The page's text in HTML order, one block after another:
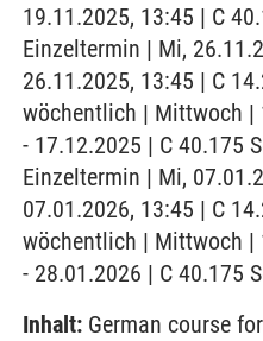
19.11.2025, 13:45 | C
Einzeltermin | Mi,
26.11.2025, 13:45 | C
wöchentlich | Mittwoch |
- 17.12.2025 | C 40.175
Einzeltermin | Mi,
07.01.2026, 13:45 | C
wöchentlich | Mittwoch |
- 28.01.2026 | C 40.175
Inhalt: German course